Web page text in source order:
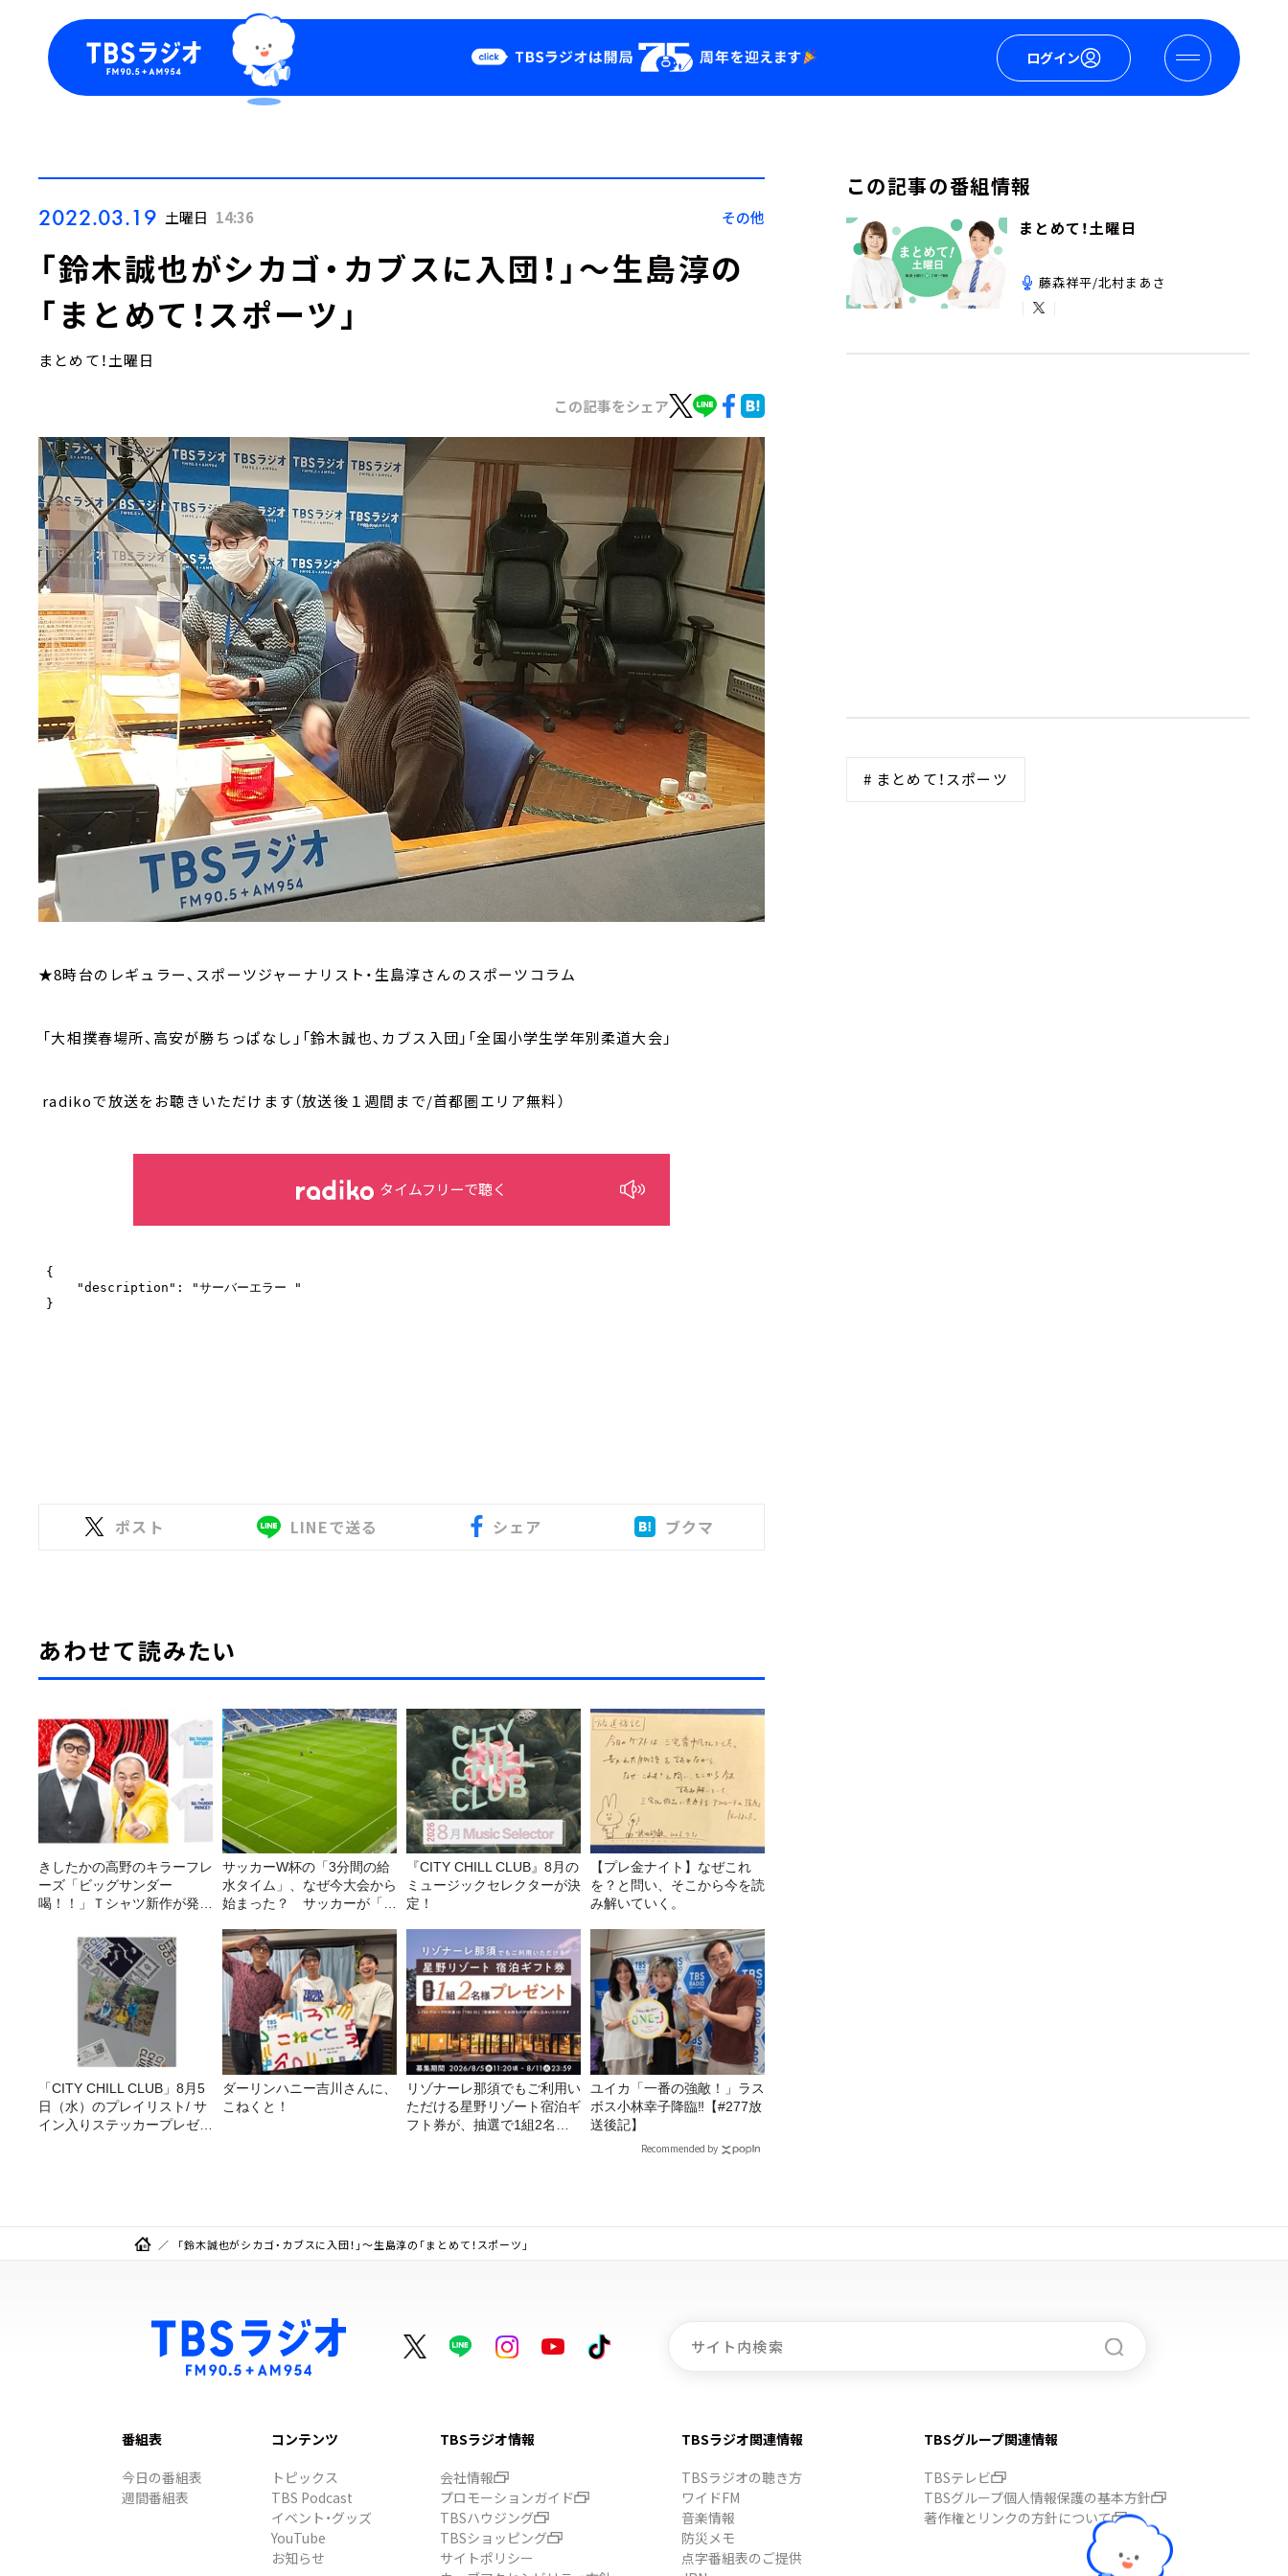
ログイン
Podcast
YouTube
2022.03.19 土曜日 14:36 その他
「鈴木誠也がシカゴ・カブスに入団！」～生島淳の
「まとめて！スポーツ」
まとめて！土曜日
この記事をシェア
★8時台のレギュラー、スポーツジャーナリスト・生島淳さんのスポーツコラム
「大相撲春場所、高安が勝ちっぱなし」「鈴木誠也、カブス入団」「全国小学生学年別柔道大会」
radikoで放送をお聴きいただけます（放送後１週間まで/首都圏エリア無料）
タイムフリーで聴く
ポスト LINEで送る シェア ブクマ
あわせて読みたい
きしたかの高野のキラーフレ
ーズ「ビッグサンダー
喝！！」Ｔシャツ新作が発売
サッカーW杯の「3分間の給
水タイム」、なぜ今大会から
始まった？ サッカーが「お
『CITY CHILL CLUB』8月の
ミュージックセレクターが決
定！
【プレ金ナイト】なぜこれ
を？と問い、そこから今を読
み解いていく。
「CITY CHILL CLUB」8月5
日（水）のプレイリスト/ サ
イン入りステッカープレゼン
ダーリンハニー吉川さんに、
こねくと！
リゾナーレ那須でもご利用い
ただける星野リゾート宿泊ギ
フト券が、抽選で1組2名様
ユイカ「一番の強敵！」ラス
ボス小林幸子降臨‼【#277放
送後記】
Recommended by
この記事の番組情報
まとめて！土曜日
藤森祥平/北村まあさ
# まとめて！スポーツ
「鈴木誠也がシカゴ・カブスに入団！」～生島淳の「まとめて！スポーツ」
番組表
今日の番組表
週間番組表
コンテンツ
トピックス
TBS Podcast
イベント・グッズ
YouTube
お知らせ
TBSラジオ情報
会社情報
プロモーションガイド
TBSハウジング
TBSショッピング
サイトポリシー
TBSラジオ関連情報
TBSラジオの聴き方
ワイドFM
音楽情報
防災メモ
点字番組表のご提供
TBSグループ関連情報
TBSテレビ
TBSグループ個人情報保護の基本方針
著作権とリンクの方針について